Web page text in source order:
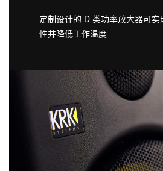
定制设计的 D 类功率放大器可
性并降低工作温度